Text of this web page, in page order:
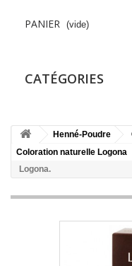
PANIER (vide)
CATÉGORIES
Henné-Poudre
Coloration naturelle Logona
Logona.